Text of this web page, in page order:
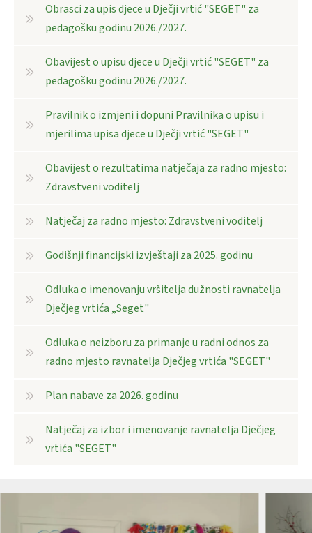
Obrasci za upis djece u Dječji vrtić "SEGET" za
pedagošku godinu 2026./2027.
Obavijest o upisu djece u Dječji vrtić "SEGET" za
pedagošku godinu 2026./2027.
Pravilnik o izmjeni i dopuni Pravilnika o upisu i
mjerilima upisa djece u Dječji vrtić "SEGET"
Obavijest o rezultatima natječaja za radno mjesto:
Zdravstveni voditelj
Natječaj za radno mjesto: Zdravstveni voditelj
Godišnji financijski izvještaji za 2025. godinu
Odluka o imenovanju vršitelja dužnosti ravnatelja
Dječjeg vrtića „Seget"
Odluka o neizboru za primanje u radni odnos za
radno mjesto ravnatelja Dječjeg vrtića "SEGET"
Plan nabave za 2026. godinu
Natječaj za izbor i imenovanje ravnatelja Dječjeg
vrtića "SEGET"